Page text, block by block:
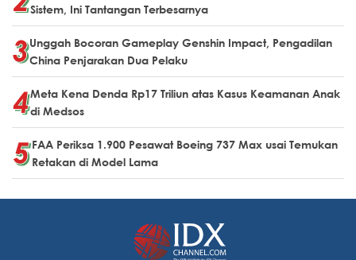
Sistem, Ini Tantangan Terbesarnya
Unggah Bocoran Gameplay Genshin Impact, Pengadilan
China Penjarakan Dua Pelaku
Meta Kena Denda Rp17 Triliun atas Kasus Keamanan Anak
di Medsos
FAA Periksa 1.900 Pesawat Boeing 737 Max usai Temukan
Retakan di Model Lama